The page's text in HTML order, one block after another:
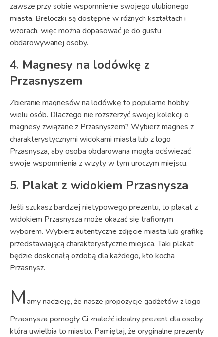
zawsze przy sobie wspomnienie swojego ulubionego
miasta. Breloczki są dostępne w różnych kształtach i
wzorach, więc można dopasować je do gustu
obdarowywanej osoby.
4. Magnesy na lodówkę z
Przasnyszem
Zbieranie magnesów na lodówkę to popularne hobby
wielu osób. Dlaczego nie rozszerzyć swojej kolekcji o
magnesy związane z Przasnyszem? Wybierz magnes z
charakterystycznymi widokami miasta lub z logo
Przasnysza, aby osoba obdarowana mogła odświeżać
swoje wspomnienia z wizyty w tym uroczym miejscu.
5. Plakat z widokiem Przasnysza
Jeśli szukasz bardziej nietypowego prezentu, to plakat z
widokiem Przasnysza może okazać się trafionym
wyborem. Wybierz autentyczne zdjęcie miasta lub grafikę
przedstawiającą charakterystyczne miejsca. Taki plakat
będzie doskonałą ozdobą dla każdego, kto kocha
Przasnysz.
Mamy nadzieję, że nasze propozycje gadżetów z logo
Przasnysza pomogły Ci znaleźć idealny prezent dla osoby,
która uwielbia to miasto. Pamiętaj, że oryginalne prezenty